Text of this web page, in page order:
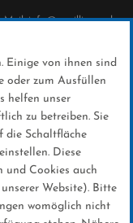
Mail: info@sc-willingen.de
Einige von ihnen sind
oder zum Ausfüllen
helfen unser
zu betreiben. Sie
die Schaltfläche
Diese
und Cookies auch
Website). Bitte
womöglich nicht